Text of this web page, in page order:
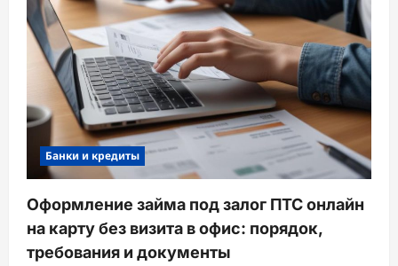
Банки и кредиты
Оформление займа под залог ПТС онлайн
на карту без визита в офис: порядок,
требования и документы